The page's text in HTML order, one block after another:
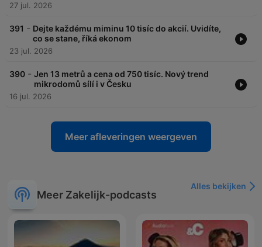
27 jul. 2026
391 - Dejte každému miminu 10 tisíc do akcií. Uvidíte,
co se stane, říká ekonom
23 jul. 2026
390 - Jen 13 metrů a cena od 750 tisíc. Nový trend
mikrodomů sílí i v Česku
16 jul. 2026
Meer afleveringen weergeven
Meer Zakelijk-podcasts
Alles bekijken